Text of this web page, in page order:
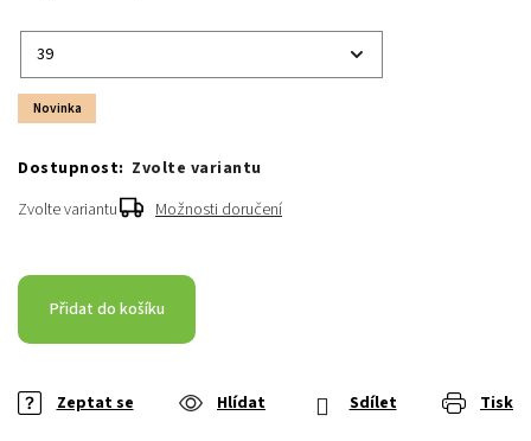
Novinka
Zvolte variantu
Zvolte variantu
Možnosti doručení
Přidat do košíku
Tisk
Zeptat se Hlídat Sdílet